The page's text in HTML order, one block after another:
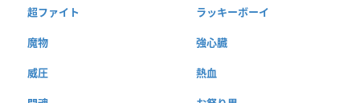
超ファイト ラッキーボーイ
魔物 強心臓
威圧 熱血